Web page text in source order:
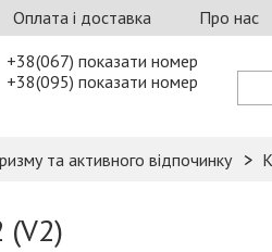
Оплата і доставка Про нас
+38(067) показати номер
+38(095) показати номер
та активного відпочинку
(V2)